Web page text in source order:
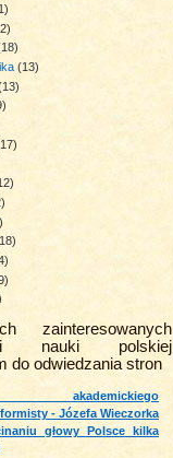
(13)
zainteresowanych
nauki polskiej
do odwiedzania stron
akademickiego
- Józefa Wieczorka
głowy Polsce kilka